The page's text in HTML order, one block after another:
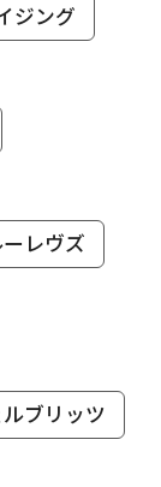
ジング
レヴズ
ブリッツ